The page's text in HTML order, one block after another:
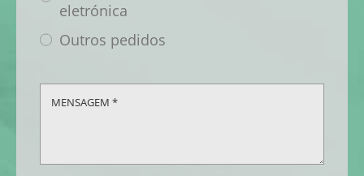
eletrónica
Outros pedidos